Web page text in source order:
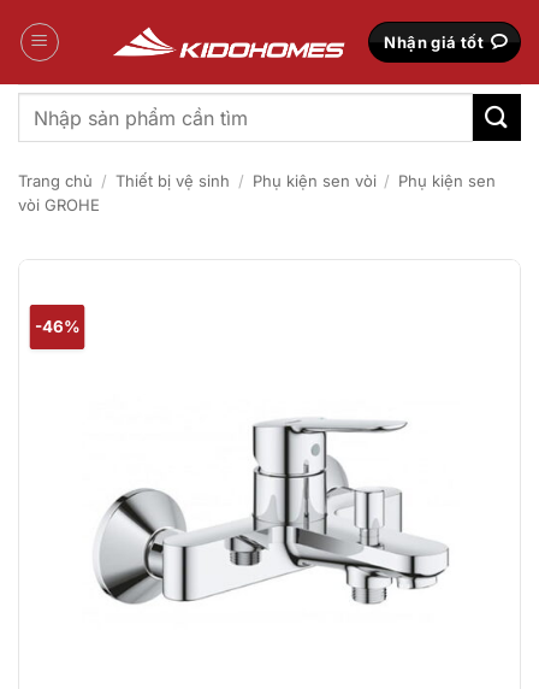
qua
Nhận giá tốt
Tìm
kiếm:
Trang chủ / Thiết bị vệ sinh / Phụ kiện sen vòi / Phụ kiện sen
vòi GROHE
-46%